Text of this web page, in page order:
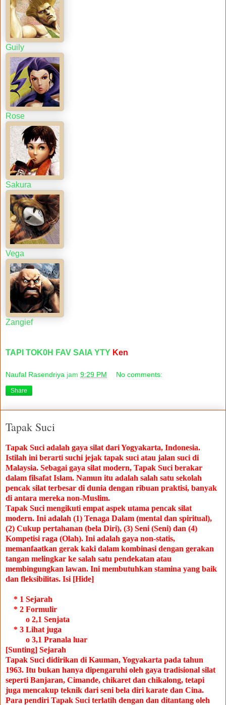
Guily
Rose
Sakura
Vega
Zangief
TAPI TOK0H FAV SAIA YTY Ken
Naufal Rasendriya jam 9:29 PM No comments:
Share
Tapak Suci
Tapak Suci adalah gaya silat dari Yogyakarta, Indonesia.
Istilah ini berarti suchi jejak tapak suci atau jalan suci di
Malaysia. Sebagai gaya silat modern, Tapak Suci berakar
dalam filsafat Islam. Namun itu adalah salah satu sekolah
pencak silat terbesar di dunia dengan ribuan praktisi, banyak
di antara mereka non-Muslim.
Tapak Suci mengikuti empat aspek utama pencak silat
modern. Ini adalah (1) Tenaga Dalam (mental dan spiritual),
(2) Cukup pertahanan (bela Diri), (3) Seni (Seni) dan (4)
Kompetisi raga (Olah). Ini adalah gaya non-statis,
memanfaatkan gerak kaki dalam kombinasi dengan gerakan
tangan melingkar ke salah satu pendekatan atau
membingungkan lawan. Ini membutuhkan stamina yang baik
dan fleksibilitas. Isi [Hide]
* 1 Sejarah
* 2 Formulir
o 2,1 Senjata
* 3 Lihat juga
o 3,1 Pranala luar
[Sunting] Sejarah
Tapak Suci didirikan di Kauman, Yogyakarta pada tahun
1963. Itu bukan hanya dipengaruhi oleh gaya tradisional silat
seperti Banjaran, Cimande, chikaret dan chikalong, tetapi
juga mencakup teknik dari seni bela diri karate dan Cina.
Para pendiri Tapak Suci terlatih dengan dan ditantang oleh